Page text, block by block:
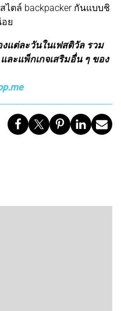
ไตล์ backpacker กันแบบชิ
ย
แต่ละวันในเฟสติวัล รวม
ละแพ็กเกจเสริมอื่น ๆ ของ